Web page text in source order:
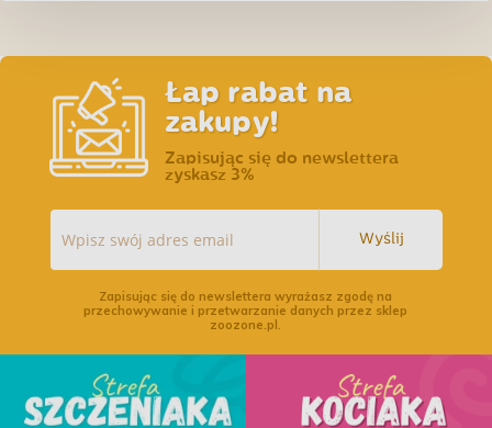
Łap rabat na
zakupy!
Zapisując się do newslettera
zyskasz 3%
Wyślij
Zapisując się do newslettera wyrażasz zgodę na
przechowywanie i przetwarzanie danych przez sklep
zoozone.pl.